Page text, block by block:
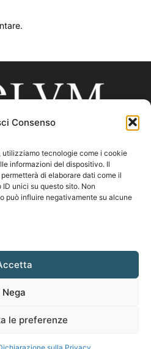
Consenso
utilizziamo tecnologie come i cookie
informazioni del dispositivo. Il
di elaborare dati come il
unici su questo sito. Non
può influire negativamente su alcune
Nega
le preferenze
SIAMO